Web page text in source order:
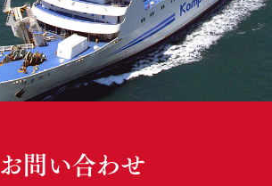
お問い合わせ